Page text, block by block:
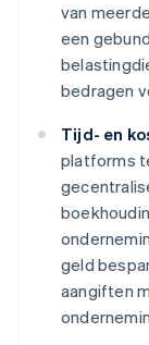
van
een
bedragen
Tijd- en
platforms
geld
aangiften